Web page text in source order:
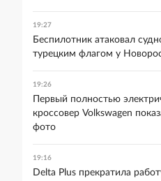
19:27
Беспилотник атаковал
турецким флагом у
19:26
Первый полностью
кроссовер Volkswagen
фото
19:16
Delta Plus прекратила